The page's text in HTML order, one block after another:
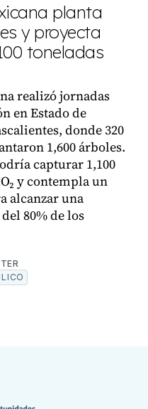
planta
y proyecta
toneladas
realizó jornadas
en Estado de
donde 320
1,600 árboles.
capturar 1,100
y contempla un
alcanzar una
80% de los